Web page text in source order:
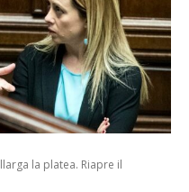
la platea. Riapre il